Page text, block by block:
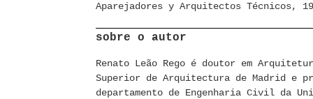
Aparejadores y Arquitectos Técnicos,
sobre o autor
Renato Leão Rego é doutor em
Superior de Arquitectura de Madrid e
departamento de Engenharia Civil da